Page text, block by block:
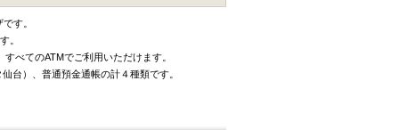
す。
。
べてのATMでご利用いただけます。
台）、普通預金通帳の計４種類です。